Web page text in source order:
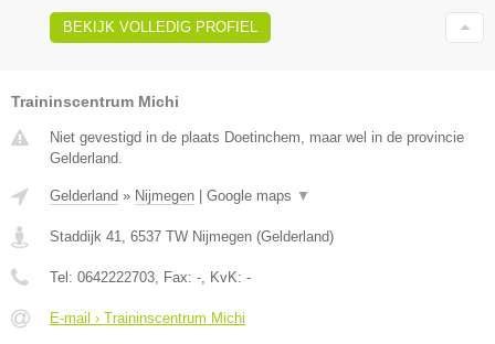
BEKIJK VOLLEDIG PROFIEL
Traininscentrum Michi
Niet gevestigd in de plaats Doetinchem, maar wel in de provincie
Gelderland.
Gelderland » Nijmegen | Google maps ▼
Staddijk 41 6537 TW Nijmegen (Gelderland)
Tel: 0642222703 , Fax: - , KvK: -
E-mail › Traininscentrum Michi